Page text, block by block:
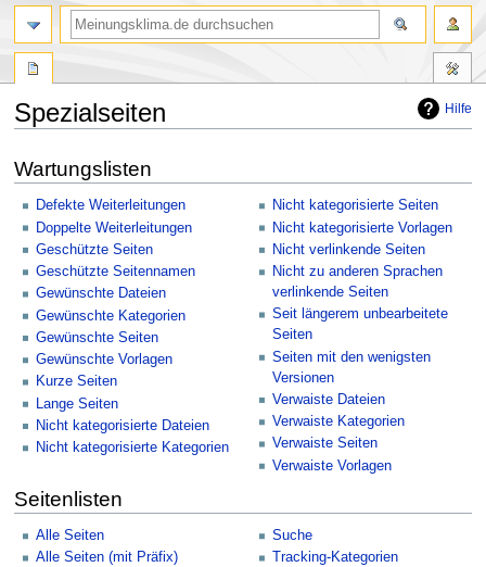
Hilfe
Spezialseiten
Navigation
springen
Suche
springen
Wartungslisten
Defekte Weiterleitungen
Doppelte Weiterleitungen
Geschützte Seiten
Geschützte Seitennamen
Gewünschte Dateien
Gewünschte Kategorien
Gewünschte Seiten
Gewünschte Vorlagen
Kurze Seiten
Lange Seiten
Nicht kategorisierte Dateien
Nicht kategorisierte Kategorien
Nicht kategorisierte Seiten
Nicht kategorisierte Vorlagen
Nicht verlinkende Seiten
Nicht zu anderen Sprachen
verlinkende Seiten
Seit längerem unbearbeitete
Seiten
Seiten mit den wenigsten
Versionen
Verwaiste Dateien
Verwaiste Kategorien
Verwaiste Seiten
Verwaiste Vorlagen
Seitenlisten
Alle Seiten
Alle Seiten (mit Präfix)
Suche
Tracking-Kategorien